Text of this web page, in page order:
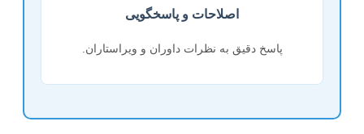
اصلاحات و پاسخگویی
پاسخ دقیق به نظرات داوران و ویراستاران.